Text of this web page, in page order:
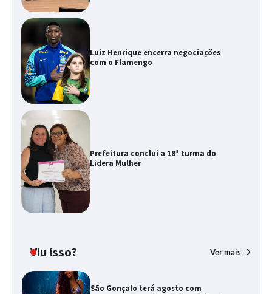
Luiz Henrique encerra negociações
com o Flamengo
Prefeitura conclui a 18ª turma do
Lidera Mulher
Viu isso? Ver mais
São Gonçalo terá agosto com